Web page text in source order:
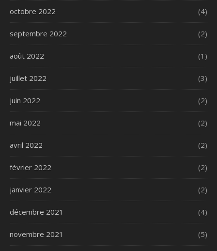
octobre 2022 (4)
septembre 2022 (2)
août 2022 (1)
juillet 2022 (3)
juin 2022 (2)
mai 2022 (2)
avril 2022 (2)
février 2022 (2)
janvier 2022 (2)
décembre 2021 (4)
novembre 2021 (5)